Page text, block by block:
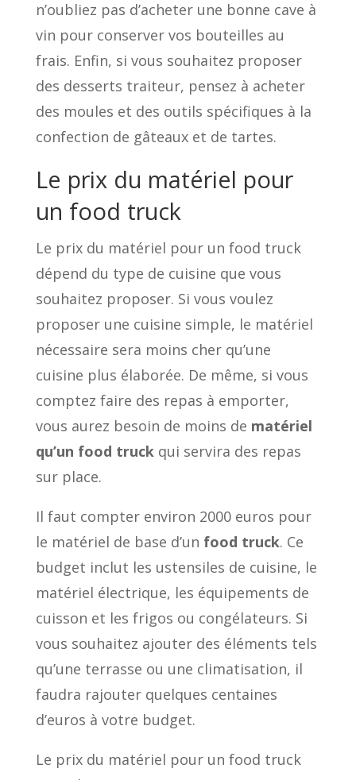
n’oubliez pas d’acheter une bonne cave à
vin pour conserver vos bouteilles au
frais. Enfin, si vous souhaitez proposer
des desserts traiteur, pensez à acheter
des moules et des outils spécifiques à la
confection de gâteaux et de tartes.
Le prix du matériel pour
un food truck
Le prix du matériel pour un food truck
dépend du type de cuisine que vous
souhaitez proposer. Si vous voulez
proposer une cuisine simple, le matériel
nécessaire sera moins cher qu’une
cuisine plus élaborée. De même, si vous
comptez faire des repas à emporter,
vous aurez besoin de moins de matériel
qu’un food truckqui servira des repas
sur place.
Il faut compter environ 2000 euros pour
le matériel de base d’un food truck. Ce
budget inclut les ustensiles de cuisine, le
matériel électrique, les équipements de
cuisson et les frigos ou congélateurs. Si
vous souhaitez ajouter des éléments tels
qu’une terrasse ou une climatisation, il
faudra rajouter quelques centaines
d’euros à votre budget.
Le prix du matériel pour un food truck